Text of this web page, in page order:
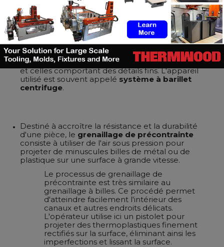
abrasives sont utilisées pour modifier la rugosité
de surface de la pièce imprimée en 3D. Selon
SPC – Surface Treatment Experts, le grattage
est similaire à la vibration, mais il fait tourner les
composants et le milieu de polissage dans un
tambour plutôt que de les faire vibrer. Il s'agit
d'un mouvement plus doux, ce qui rend le
grattage meilleur pour les pièces plus délicates
et celles comportant des détails fins. L'appareil
utilisé est souvent appelé système à barillet
centrifuge.
Destiné à accroître la résistance et la durabilité
d'une pièce, le grenaillage de précontrainte
consiste à utiliser de l'air sous pression pour
projeter de minuscules billes de métal ou de
plastique sur une surface à grande vitesse.
Le processus de grenaillage de
précontrainte est très similaire au
grenaillage à billes. Ce procédé permet
d'atteindre facilement l'intérieur des
canaux et autres endroits délicats.
L'opérateur utilise ici un pistolet pour
projeter des thermoplastiques finement
rectifiés sur la surface, éliminant ainsi les
imperfections et lissant la surface.